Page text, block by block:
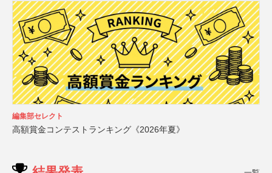
編集部セレクト
高額賞金コンテストランキング《2026年夏》